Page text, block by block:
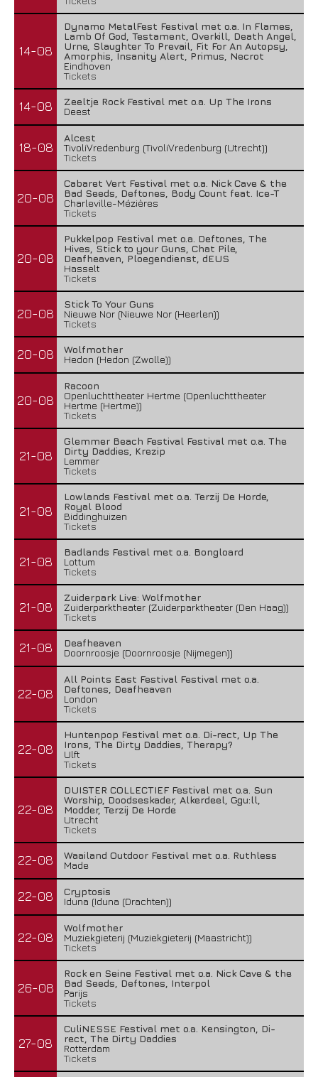
14-08
Dynamo MetalFest Festival met o.a. In Flames,
Lamb Of God, Testament, Overkill, Death Angel,
Urne, Slaughter To Prevail, Fit For An Autopsy,
Amorphis, Insanity Alert, Primus, Necrot
Eindhoven
Tickets
14-08
Zeeltje Rock Festival met o.a. Up The Irons
Deest
18-08
Alcest
TivoliVredenburg (TivoliVredenburg (Utrecht))
Tickets
20-08
Cabaret Vert Festival met o.a. Nick Cave & the
Bad Seeds, Deftones, Body Count feat. Ice-T
Charleville-Mézières
Tickets
20-08
Pukkelpop Festival met o.a. Deftones, The
Hives, Stick to your Guns, Chat Pile,
Deafheaven, Ploegendienst, dEUS
Hasselt
Tickets
20-08
Stick To Your Guns
Nieuwe Nor (Nieuwe Nor (Heerlen))
Tickets
20-08
Wolfmother
Hedon (Hedon (Zwolle))
20-08
Racoon
Openluchttheater Hertme (Openluchttheater
Hertme (Hertme))
Tickets
21-08
Glemmer Beach Festival Festival met o.a. The
Dirty Daddies, Krezip
Lemmer
Tickets
21-08
Lowlands Festival met o.a. Terzij De Horde,
Royal Blood
Biddinghuizen
Tickets
21-08
Badlands Festival met o.a. Bongloard
Lottum
Tickets
21-08
Zuiderpark Live: Wolfmother
Zuiderparktheater (Zuiderparktheater (Den Haag))
Tickets
21-08
Deafheaven
Doornroosje (Doornroosje (Nijmegen))
22-08
All Points East Festival Festival met o.a.
Deftones, Deafheaven
London
Tickets
22-08
Huntenpop Festival met o.a. Di-rect, Up The
Irons, The Dirty Daddies, Therapy?
Ulft
Tickets
22-08
DUISTER COLLECTIEF Festival met o.a. Sun
Worship, Doodseskader, Alkerdeel, Ggu:ll,
Modder, Terzij De Horde
Utrecht
Tickets
22-08
Waailand Outdoor Festival met o.a. Ruthless
Made
22-08
Cryptosis
Iduna (Iduna (Drachten))
22-08
Wolfmother
Muziekgieterij (Muziekgieterij (Maastricht))
Tickets
26-08
Rock en Seine Festival met o.a. Nick Cave & the
Bad Seeds, Deftones, Interpol
Parijs
Tickets
27-08
CuliNESSE Festival met o.a. Kensington, Di-
rect, The Dirty Daddies
Rotterdam
Tickets